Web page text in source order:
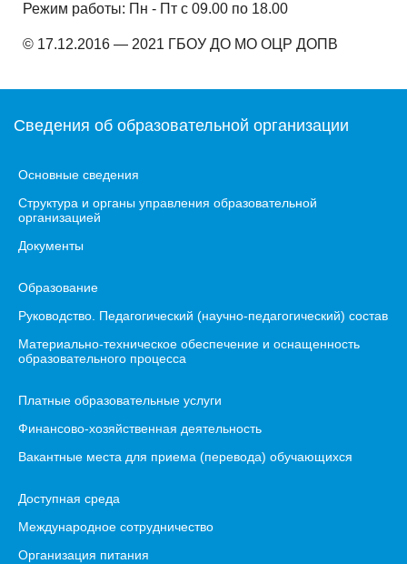
Режим работы: Пн - Пт с 09.00 по 18.00
© 17.12.2016 — 2021 ГБОУ ДО МО ОЦР ДОПВ
Сведения об образовательной организации
Основные сведения
Структура и органы управления образовательной
организацией
Документы
Образование
Руководство. Педагогический (научно-педагогический) состав
Материально-техническое обеспечение и оснащенность
образовательного процесса
Платные образовательные услуги
Финансово-хозяйственная деятельность
Вакантные места для приема (перевода) обучающихся
Доступная среда
Международное сотрудничество
Организация питания